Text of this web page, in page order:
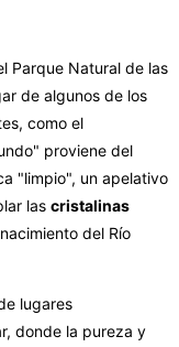
Parque Natural de las
de algunos de los
como el
proviene del
"limpio", un apelativo
las cristalinas
del Río
lugares
donde la pureza y